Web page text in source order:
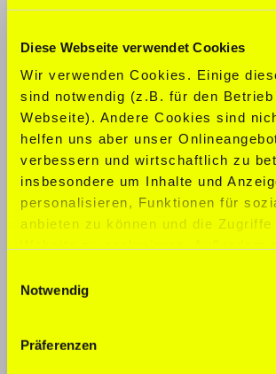
Diese Webseite verwendet Cookies
Wir verwenden Cookies. Einige
sind notwendig (z.B. für den Betrieb
Webseite). Andere Cookies sind
helfen uns aber unser
verbessern und wirtschaftlich zu
insbesondere um Inhalte und
personalisieren, Funktionen für
anbieten zu können und die Zugriffe
Website an unsere Partner für
Werbung und Analysen weiter.
führen diese Informationen
weiteren Daten zusammen, die Sie
Notwendig
Präferenzen
KONFEKTION:L
SCHUHGRÖ ßE:44
SPORTARTEN:
Marathon, Laufen
TALENTE:Schauspieler
SPRACHEN: Englisch,